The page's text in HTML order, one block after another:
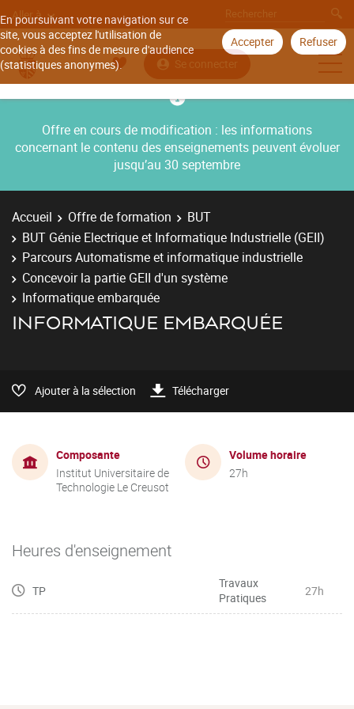
En poursuivant votre navigation sur ce
site, vous acceptez l'utilisation de
cookies à des fins de mesure d'audience
(statistiques anonymes).
Accepter Refuser
Aller à
Se connecter
Offre en cours de modification : les informations
concernant le contenu des enseignements peuvent évoluer
jusqu’au 30 septembre
Accueil Offre de formation
BUT
BUT Génie Electrique et Informatique Industrielle (GEII)
Parcours Automatisme et informatique industrielle
Concevoir la partie GEII d'un système
Informatique embarquée
INFORMATIQUE EMBARQUÉE
Ajouter à la sélection Télécharger
Composante
Institut Universitaire de
Technologie Le Creusot
Volume horaire
27h
Heures d'enseignement
TP
Travaux
Pratiques
27h